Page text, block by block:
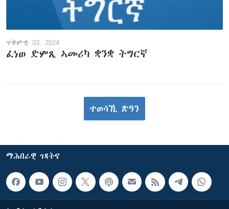
ጥቅምቲ 03, 2024
ፈነወ ድምጺ ኣመሪካ ቋንቋ ትግርኛ
ተወሳኺ ጽዓን
ማሕበራዊ ገጻትና